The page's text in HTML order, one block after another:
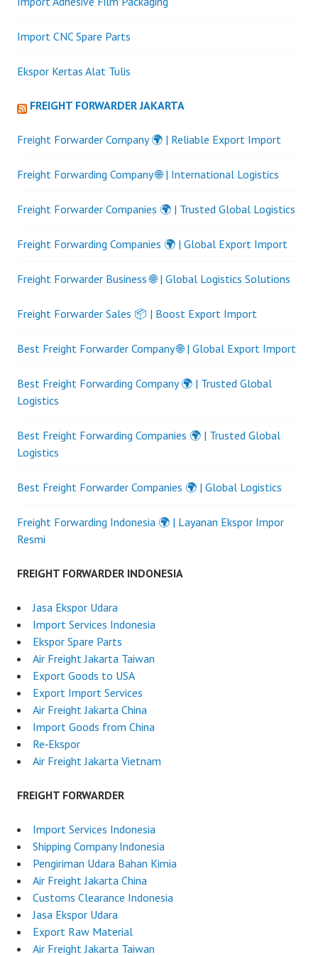
Import CNC Spare Parts
Ekspor Kertas Alat Tulis
FREIGHT FORWARDER JAKARTA
Freight Forwarder Company 🌍 | Reliable Export Import
Freight Forwarding Company 🌐 | International Logistics
Freight Forwarder Companies 🌍 | Trusted Global Logistics
Freight Forwarding Companies 🌍 | Global Export Import
Freight Forwarder Business 🌐 | Global Logistics Solutions
Freight Forwarder Sales 📦 | Boost Export Import
Best Freight Forwarder Company 🌐 | Global Export Import
Best Freight Forwarding Company 🌍 | Trusted Global
Logistics
Best Freight Forwarding Companies 🌍 | Trusted Global
Logistics
Best Freight Forwarder Companies 🌍 | Global Logistics
Freight Forwarding Indonesia 🌍 | Layanan Ekspor Impor
Resmi
FREIGHT FORWARDER INDONESIA
Jasa Ekspor Udara
Import Services Indonesia
Ekspor Spare Parts
Air Freight Jakarta Taiwan
Export Goods to USA
Export Import Services
Air Freight Jakarta China
Import Goods from China
Re‑Ekspor
Air Freight Jakarta Vietnam
FREIGHT FORWARDER
Import Services Indonesia
Shipping Company Indonesia
Pengiriman Udara Bahan Kimia
Air Freight Jakarta China
Customs Clearance Indonesia
Jasa Ekspor Udara
Export Raw Material
Air Freight Jakarta Taiwan